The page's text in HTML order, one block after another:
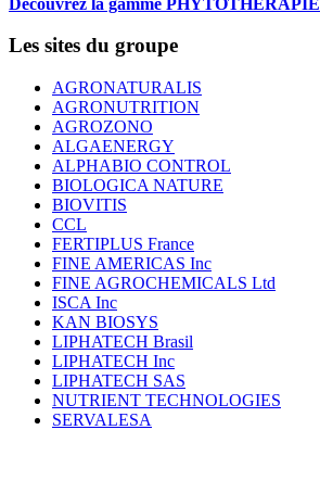
Les sites du groupe
AGRONATURALIS
AGRONUTRITION
AGROZONO
ALGAENERGY
ALPHABIO CONTROL
BIOLOGICA NATURE
BIOVITIS
CCL
FERTIPLUS France
FINE AMERICAS Inc
FINE AGROCHEMICALS Ltd
ISCA Inc
KAN BIOSYS
LIPHATECH Brasil
LIPHATECH Inc
LIPHATECH SAS
NUTRIENT TECHNOLOGIES
SERVALESA